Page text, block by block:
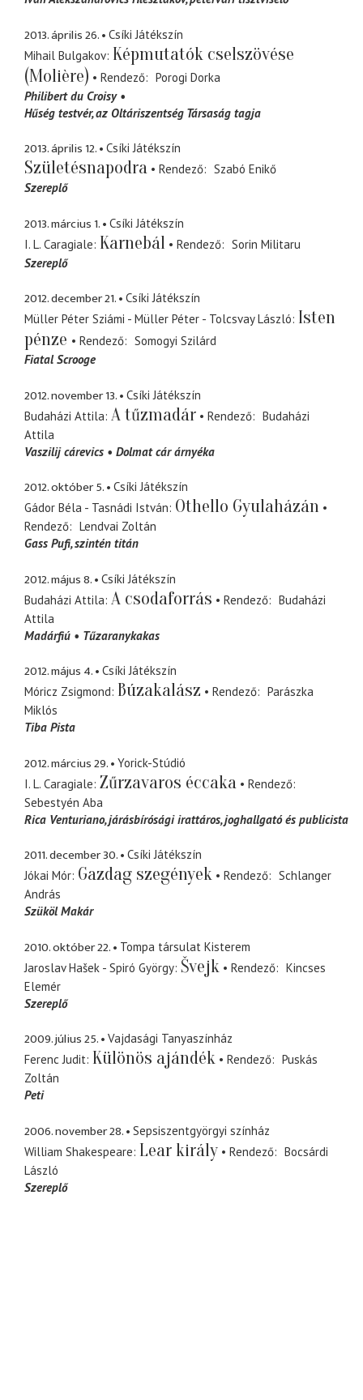
2013. április 26.
Csíki Játékszín
Mihail Bulgakov Képmutatók cselszövése
(Molière)
Rendező
Porogi Dorka
Philibert du Croisy
Hűség testvér az Oltáriszentség Társaság tagja
2013. április 12. Csíki Játékszín
Születésnapodra Rendező
Szabó Enikő
Szereplő
2013. március 1.
Csíki Játékszín
I. L. Caragiale Karnebál Rendező
Sorin Militaru
Szereplő
2012. december 21.
Csíki Játékszín
Müller Péter Sziámi - Müller Péter - Tolcsvay László Isten
pénze
Rendező
Somogyi Szilárd
Fiatal Scrooge
2012. november 13.
Csíki Játékszín
Budaházi Attila A tűzmadár Rendező
Budaházi
Attila
Vaszilij cárevics
Dolmat cár árnyéka
2012. október 5.
Csíki Játékszín
Gádor Béla - Tasnádi István Othello Gyulaházán
Rendező
Lendvai Zoltán
Gass Pufi szintén titán
2012. május 8.
Csíki Játékszín
Budaházi Attila A csodaforrás Rendező
Budaházi
Attila
Madárfiú
Tűzaranykakas
2012. május 4.
Csíki Játékszín
Móricz Zsigmond Búzakalász Rendező
Parászka
Miklós
Tiba Pista
2012. március 29.
Yorick-Stúdió
I. L. Caragiale Zűrzavaros éccaka
Rendező
Sebestyén Aba
Rica Venturiano járásbírósági irattáros, joghallgató és publicista
2011. december 30.
Csíki Játékszín
Jókai Mór Gazdag szegények Rendező
Schlanger
András
Szüköl Makár
2010. október 22.
Tompa társulat Kisterem
Jaroslav Hašek - Spiró György Švejk Rendező
Kincses
Elemér
Szereplő
2009. július 25.
Vajdasági Tanyaszínház
Ferenc Judit Különös ajándék Rendező
Puskás
Zoltán
Peti
2006. november 28.
Sepsiszentgyörgyi színház
William Shakespeare Lear király Rendező
Bocsárdi
László
Szereplő